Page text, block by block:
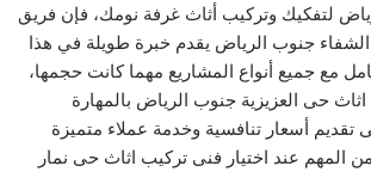
لتفكيك وتركيب أثاث غرفة نومك، فإن فريق
جنوب الرياض يقدم خبرة طويلة في هذا
مع جميع أنواع المشاريع مهما كانت حجمها،
حى العزيزية جنوب الرياض بالمهارة
تقديم أسعار تنافسية وخدمة عملاء متميزة
المهم عند اختيار فنى تركيب اثاث حى نمار